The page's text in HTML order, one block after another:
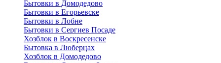
Бытовки в Домодедово
Бытовки в Егорьевске
Бытовки в Лобне
Бытовки в Сергиев Посаде
Хозблок в Воскресенске
Бытовка в Люберцах
Хозблок в Домодедово